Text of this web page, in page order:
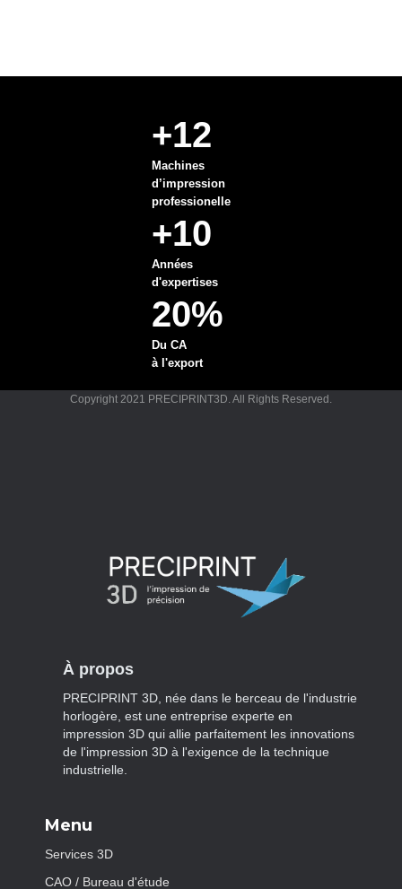
+12
Machines
d’impression
professionelle
+10
Années
d'expertises
20%
Du CA
à l'export
Copyright 2021 PRECIPRINT3D. All Rights Reserved.
À propos
PRECIPRINT 3D, née dans le berceau de l'industrie
horlogère, est une entreprise experte en
impression 3D qui allie parfaitement les innovations
de l'impression 3D à l'exigence de la technique
industrielle.
Menu
Services 3D
CAO / Bureau d'étude